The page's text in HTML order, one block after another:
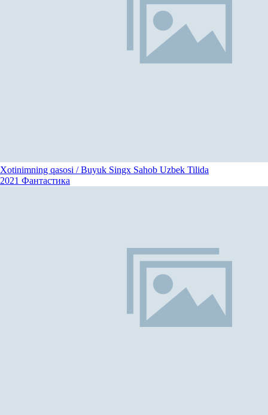
Xotinimning qasosi / Buyuk Singx Sahob Uzbek Tilida
2021 Фантастика